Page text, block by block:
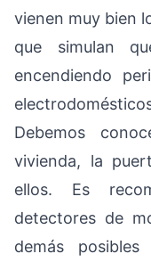
vienen muy bien
que simulan
encendiendo
Debemos
vivienda, la
ellos. Es
detectores de
demás